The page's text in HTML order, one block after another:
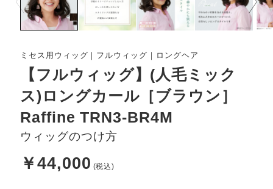
【フルウィッグ】(人毛ミック
ス)ロングカール［ブラウン］
Raffine TRN3-BR4M
ミセス用ウィッグ｜フルウィッグ｜ロングヘア
ウィッグのつけ方
￥44,000